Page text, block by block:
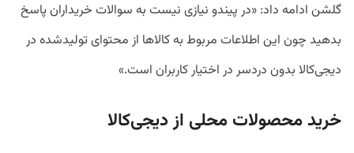
گلشن ادامه داد: «در پیندو نیازی نیست به سوالات خریداران پاسخ
بدهید چون این اطلاعات مربوط به کالاها از محتوای تولیدشده در
دیجی‌کالا بدون دردسر در اختیار کاربران است.»
خرید محصولات محلی از دیجی‌کالا